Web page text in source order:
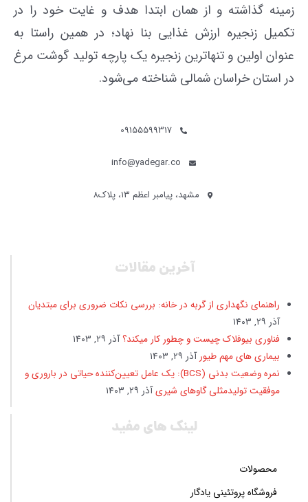
زمینه گذاشته و از همان ابتدا هدف و غایت خود را در
تکمیل زنجیره ارزش غذایی بنا نهاد؛ در همین راستا به
عنوان اولین و تنهاترین زنجیره یک پارچه تولید گوشت مرغ
در استان خراسان شمالی شناخته می‌شود.
09155599317
info@yadegar.co
مشهد، پیامبر اعظم ۱۳، پلاک۸
آخرین مقالات
راهنمای نگهداری از گربه در خانه: بررسی نکات ضروری برای مبتدیان
آذر ۲۹, ۱۴۰۳
فناوری بیوفلاک چیست و چطور کار میکند؟آذر ۲۹, ۱۴۰۳
بیماری های مهم طیور آذر ۲۹, ۱۴۰۳
نمره وضعیت بدنی (BCS): یک عامل تعیین‌کننده حیاتی در باروری و
موفقیت تولیدمثلی گاوهای شیریآذر ۲۹, ۱۴۰۳
لینک های مفید
محصولات
فروشگاه پروتئینی یادگار